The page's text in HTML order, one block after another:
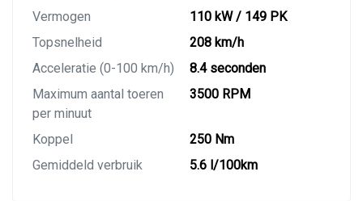
Vermogen
110 kW / 149 PK
Topsnelheid
208 km/h
Acceleratie (0-100 km/h)
8.4 seconden
Maximum aantal toeren
per minuut
3500 RPM
Koppel
250 Nm
Gemiddeld verbruik
5.6 l/100km